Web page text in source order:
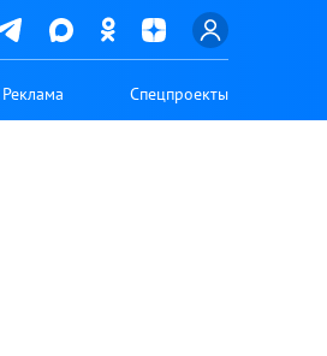
Реклама Спецпроекты